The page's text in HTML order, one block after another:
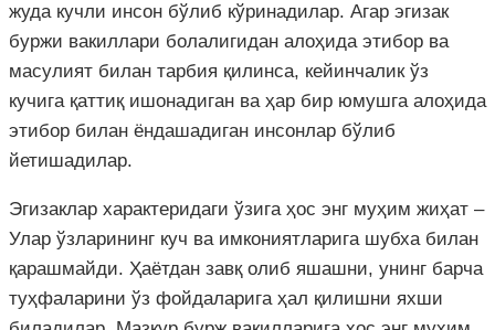
жуда кучли инсон бўлиб кўринадилар. Агар эгизак
буржи вакиллари болалигидан алоҳида этибор ва
масулият билан тарбия қилинса, кейинчалик ўз
кучига қаттиқ ишонадиган ва ҳар бир юмушга алоҳида
этибор билан ёндашадиган инсонлар бўлиб
йетишадилар.
Эгизаклар характеридаги ўзига ҳос энг муҳим жиҳат –
Улар ўзларининг куч ва имкониятларига шубха билан
қарашмайди. Ҳаётдан завқ олиб яшашни, унинг барча
туҳфаларини ўз фойдаларига ҳал қилишни яхши